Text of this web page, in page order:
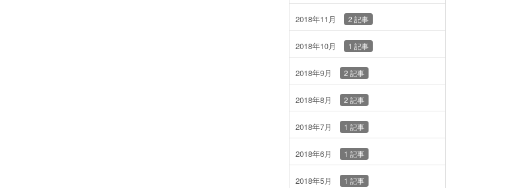
2018年11月 2 記事
2018年10月 1 記事
2018年9月 2 記事
2018年8月 2 記事
2018年7月 1 記事
2018年6月 1 記事
2018年5月 1 記事